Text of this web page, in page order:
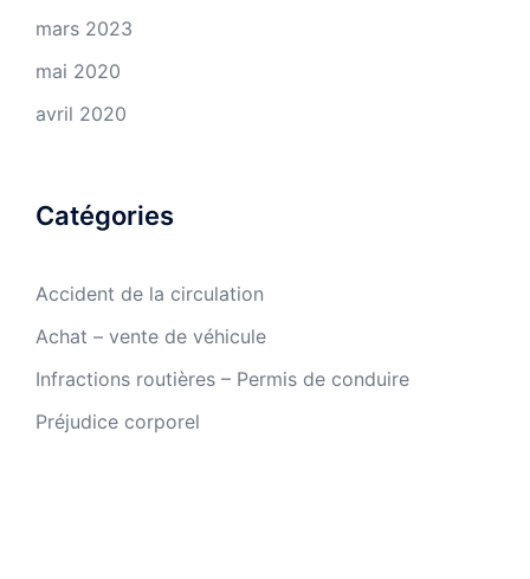
mars 2023
mai 2020
avril 2020
Catégories
Accident de la circulation
Achat – vente de véhicule
Infractions routières – Permis de conduire
Préjudice corporel